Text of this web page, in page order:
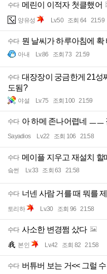
수다 메린이 이적자 첫클했어
양유성 Lv.50 조회 64 21:59
수다 뭔 날씨가 하루아침에 확
아내 Lv.86 조회 73 21:59
수다 대장장이 궁금한게 21성
도됨?
야설 Lv.75 조회 100 21:59
수다 아 하메 존나어렵네 ㅡㅡ
Sayadios Lv.22 조회 106 21:58
수다 메이플 지우고 재설치
슼썬 Lv.33 조회 63 21:58
수다 너넨 사람 거를 때 뭐를
토리하 Lv.30 조회 96 21:58
수다 사소한 변경쩜 샀다
본인 Lv.42 조회 82 21:58
수다 버튜버 보는 거<< 그럴